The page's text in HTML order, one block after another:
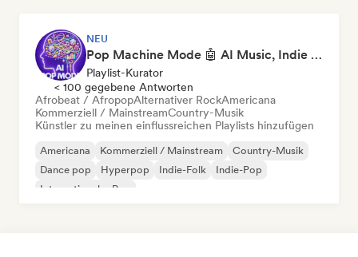
NEU
Pop Machine Mode 🤖 AI Music, Indie Pop & Dream Pop
Playlist-Kurator
< 100 gegebene Antworten
Afrobeat / AfropopAlternativer RockAmericana
Kommerziell / MainstreamCountry-Musik
Künstler zu meinen einflussreichen Playlists hinzufügen
Americana Kommerziell / Mainstream
Country-Musik
Dance pop
Hyperpop Indie-Folk
Indie-Pop
Internationaler Pop